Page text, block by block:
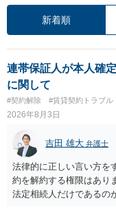
新着順
連帯保証人が本人確
に関して
#契約解除 #賃貸契約トラブル
2026年8月3日
吉田 雄大 弁護士
法律的に正しい言い方を
約を解約する権限はあり
法定相続人だけであるの